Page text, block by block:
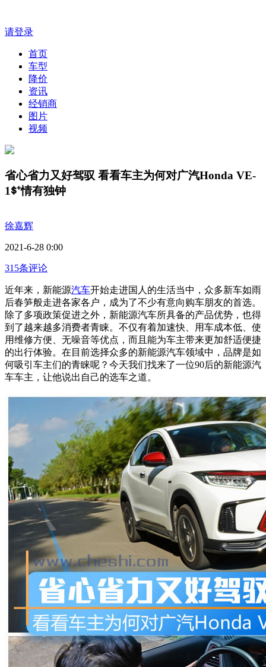
请登录
首页
车型
降价
资讯
经销商
图片
视频
省心省力又好驾驭 看看车主为何对广汽Honda VE-
1ᙚ⁺情有独钟
徐嘉辉
2021-6-28 0:00
315条评论
近年来，新能源汽车开始走进国人的生活当中，众多新车如雨
后春笋般走进各家各户，成为了不少有意向购车朋友的首选。
除了多项政策促进之外，新能源汽车所具备的产品优势，也得
到了越来越多消费者青睐。不仅有着加速快、用车成本低、使
用维修方便、无噪音等优点，而且能为车主带来更加舒适便捷
的出行体验。在目前选择众多的新能源汽车领域中，品牌是如
何吸引车主们的青睐呢？今天我们找来了一位90后的新能源汽
车车主，让他说出自己的选车之道。